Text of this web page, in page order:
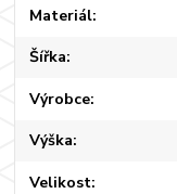
Materiál
Šířka
Výrobce
Výška
Velikost